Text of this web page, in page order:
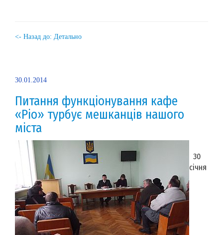
<- Назад до: Детально
30.01.2014
Питання функціонування кафе
«Ріо» турбує мешканців нашого
міста
30
січня